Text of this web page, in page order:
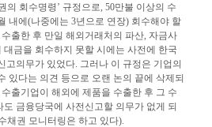
의 회수명령’ 규정으로, 50만불 이상의 수
내에(나중에는 3년으로 연장) 회수해야 할
출한 후 만일 해외거래처의 파산, 자금사
대금을 회수하지 못할 시에는 사전에 한국
고의무가 있었다. 그러나 이 규정은 기업의
있다는 의견 등으로 오랜 논의 끝에 삭제되
출기업이 해외에 제품을 수출한 후 그 수
금융당국에 사전신고할 의무가 없게 되
채권 모니터링은 하고 있다).